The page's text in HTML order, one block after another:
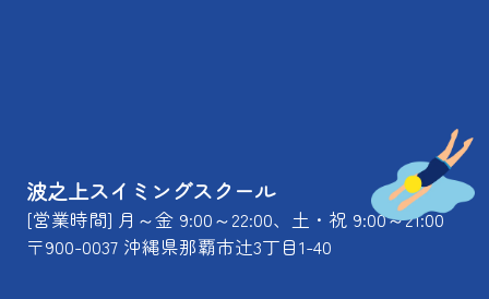
波之上スイミングスクール
[営業時間] 月～金 9:00～22:00、土・祝 9:00～21:00
〒900-0037 沖縄県那覇市辻3丁目1-40